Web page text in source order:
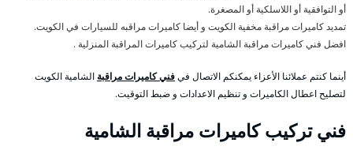
أو التوافقية أو اللاسلكية أو المصغرة.
تمديد كاميرات مراقبة مخفية الكويت و أيضا كاميرات مراقبه للسيارات في الكويت.
افضل فني كاميرات مراقبة الشامية لتركيب كاميرات المراقبة المنزلية .
أينما كنتم عملائنا الأعزاء يمكنكم الاتصال فيفني كاميرات مراقبة الشامية الكويت
لتصليح اعطال الكاميرات و تنظيم الاعدادات و ضبط التوقيت.
فني تركيب كاميرات مراقبة الشامية